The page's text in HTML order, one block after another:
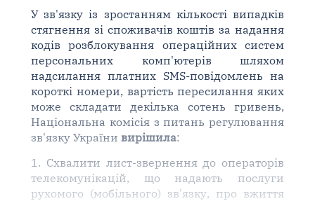
У зв'язку із зростанням кількості випадків
стягнення зі споживачів коштів за надання
кодів розблокування операційних систем
персональних комп'ютерів шляхом
надсилання платних SMS-повідомлень на
короткі номери, вартість пересилання яких
може складати декілька сотень гривень,
Національна комісія з питань регулювання
зв'язку України вирішила:
1. Схвалити лист-звернення до операторів
телекомунікацій, що надають послуги
рухомого (мобільного) зв'язку, про вжиття